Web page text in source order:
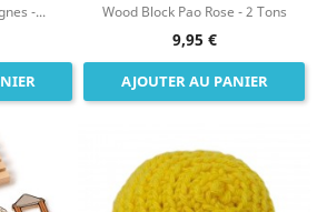
-... Wood Block Pao Rose - 2 Tons
9,95 €
AJOUTER AU PANIER